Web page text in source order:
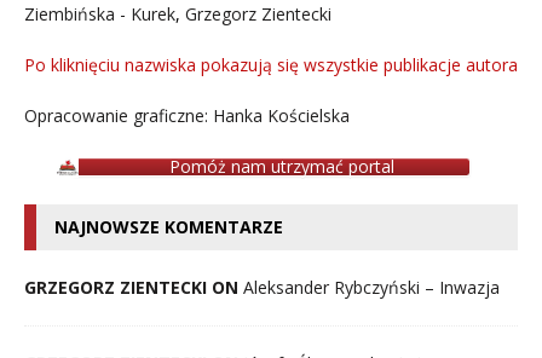
Ziembińska - Kurek, Grzegorz Zientecki
Po kliknięciu nazwiska pokazują się wszystkie publikacje autora
Opracowanie graficzne: Hanka Kościelska
Pomóż nam utrzymać portal
NAJNOWSZE KOMENTARZE
GRZEGORZ ZIENTECKI ON Aleksander Rybczyński – Inwazja